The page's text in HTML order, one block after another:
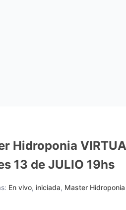
Hidroponia
13 de JULIO 19hs
En vivo, iniciada, Master Hidroponia